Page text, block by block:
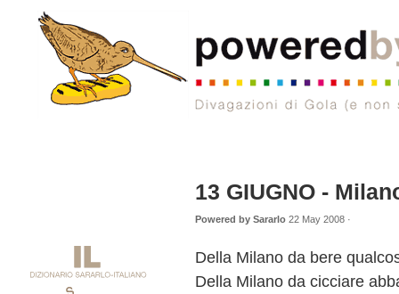
13 GIUGNO -
Powered by Sararlo 22 May 2008 ·
Della Milano da bere
Della Milano da cicciare